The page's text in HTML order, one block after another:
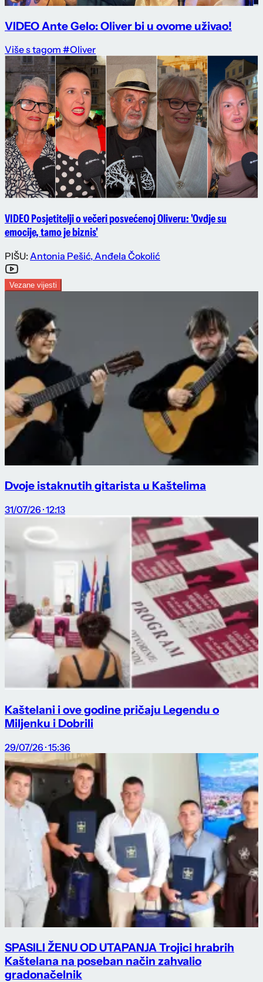
VIDEO Ante Gelo: Oliver bi u ovome uživao!
Više s tagom #Oliver
VIDEO Posjetitelji o večeri posvećenoj Oliveru: 'Ovdje su
emocije, tamo je biznis'
PIŠU: Antonia Pešić, Anđela Čokolić
Vezane vijesti
Dvoje istaknutih gitarista u Kaštelima
31/07/26 · 12:13
Kaštelani i ove godine pričaju Legendu o
Miljenku i Dobrili
29/07/26 · 15:36
SPASILI ŽENU OD UTAPANJA Trojici hrabrih
Kaštelana na poseban način zahvalio
gradonačelnik